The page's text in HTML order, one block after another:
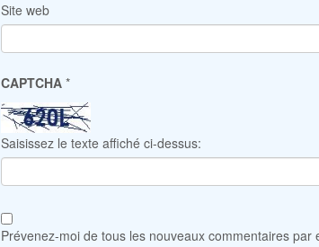
Site web
CAPTCHA *
Saisissez le texte affiché ci-dessus:
Prévenez-moi de tous les nouveaux commentaires par